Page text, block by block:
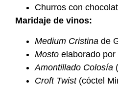
Churros con
Maridaje de vinos:
Medium Cristina de
Mosto elaborado
Amontillado Colosía
Croft Twist(cóctel